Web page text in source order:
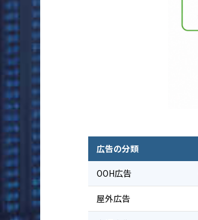
広告の分類
OOH広告
屋外広告